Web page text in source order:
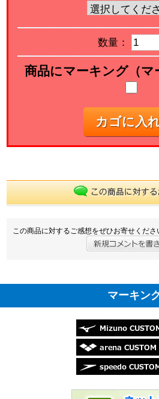
数量：
商品にマーキング（マ
カゴに入
この商品に対するご感想をぜひお寄せくださ
マーキン